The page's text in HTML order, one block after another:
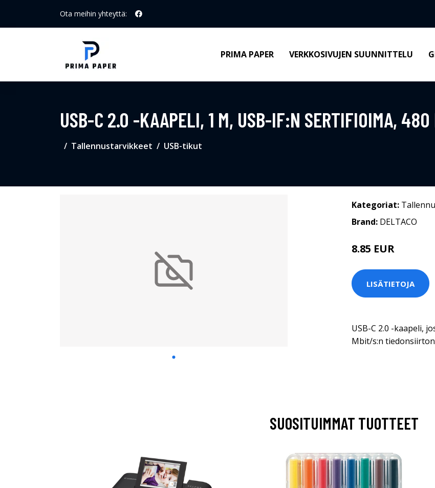
Ota meihin yhteyttä:
PRIMA PAPER VERKKOSIVUJEN SUUNNITTELU
USB-C 2.0 -KAAPELI, 1 M, USB-IF:N SERTIFIOIMA,
Tallennustarvikkeet USB-tikut
Kategoriat:
Brand: DELTACO
8.85 EUR
LISÄTIETOJA
USB-C 2.0 -kaapeli,
Mbit/s:n
SUOSITUIMMAT TUOTTEET